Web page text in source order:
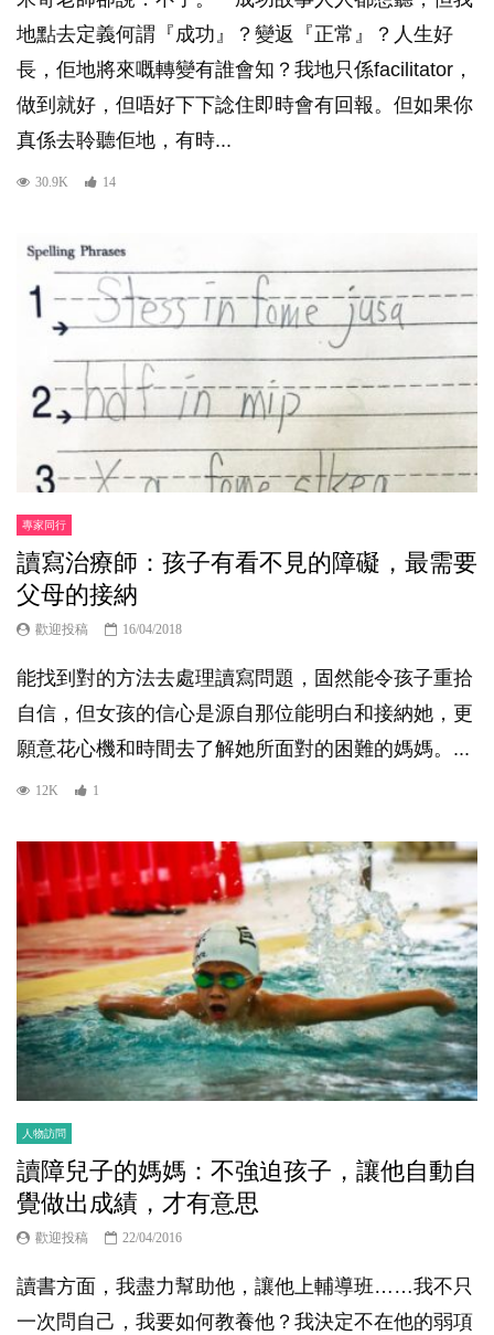
地點去定義何謂『成功』？變返『正常』？人生好
長，佢地將來嘅轉變有誰會知？我地只係facilitator，
做到就好，但唔好下下諗住即時會有回報。但如果你
真係去聆聽佢地，有時...
30.9K 14
專家同行
讀寫治療師：孩子有看不見的障礙，最需要
父母的接納
歡迎投稿 16/04/2018
能找到對的方法去處理讀寫問題，固然能令孩子重拾
自信，但女孩的信心是源自那位能明白和接納她，更
願意花心機和時間去了解她所面對的困難的媽媽。...
12K 1
人物訪問
讀障兒子的媽媽：不強迫孩子，讓他自動自
覺做出成績，才有意思
歡迎投稿 22/04/2016
讀書方面，我盡力幫助他，讓他上輔導班……我不只
一次問自己，我要如何教養他？我決定不在他的弱項